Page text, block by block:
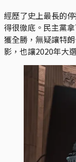
經歷了史上最長的
得很徹底。民主黨
獲全勝，無疑讓特
影，也讓2020年大